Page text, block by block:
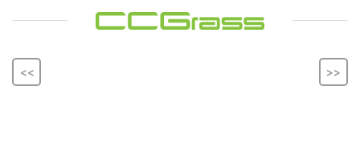
<< >>